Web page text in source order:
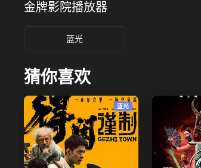
金牌影院播放器
蓝光
猜你喜欢
蓝光